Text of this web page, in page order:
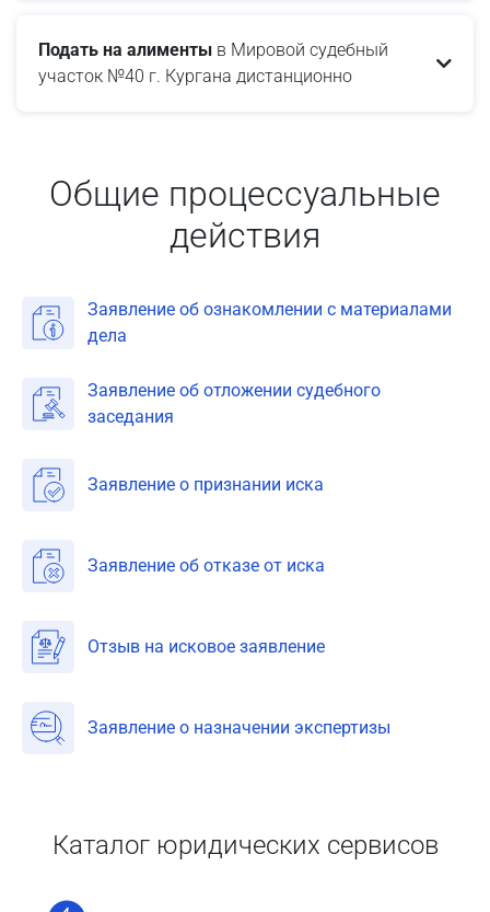
Подать на алименты в Мировой судебный
участок №40 г. Кургана дистанционно
Общие процессуальные
действия
Заявление об ознакомлении с материалами
дела
Заявление об отложении судебного
заседания
Заявление о признании иска
Заявление об отказе от иска
Отзыв на исковое заявление
Заявление о назначении экспертизы
Каталог юридических сервисов